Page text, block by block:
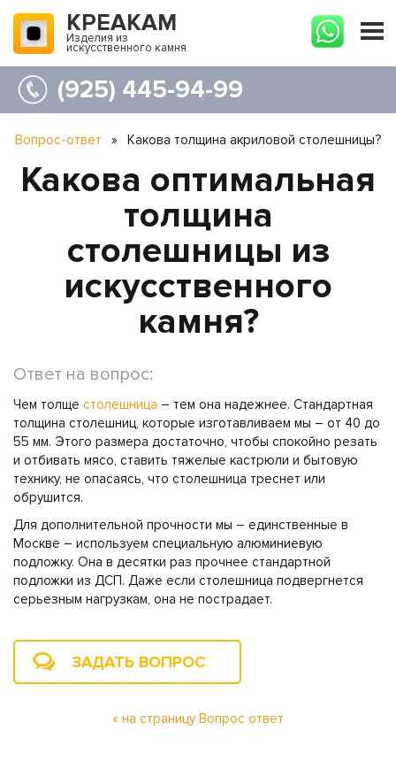
КРЕАКАМ
Изделия из
искусственного камня
(925) 445-94-99
Вопрос-ответ » Какова толщина акриловой столешницы?
Какова оптимальная
толщина
столешницы из
искусственного
камня?
Ответ на вопрос:
Чем толще столешница – тем она надежнее. Стандартная
толщина столешниц, которые изготавливаем мы – от 40 до
55 мм. Этого размера достаточно, чтобы спокойно резать
и отбивать мясо, ставить тяжелые кастрюли и бытовую
технику, не опасаясь, что столешница треснет или
обрушится.
Для дополнительной прочности мы – единственные в
Москве – используем специальную алюминиевую
подложку. Она в десятки раз прочнее стандартной
подложки из ДСП. Даже если столешница подвергнется
серьезным нагрузкам, она не пострадает.
ЗАДАТЬ ВОПРОС
« на страницу Вопрос ответ